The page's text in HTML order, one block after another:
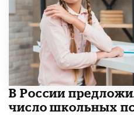
В России
число школьных